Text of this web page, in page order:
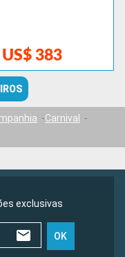
US$ 383
Carnival
exclusivas
OK